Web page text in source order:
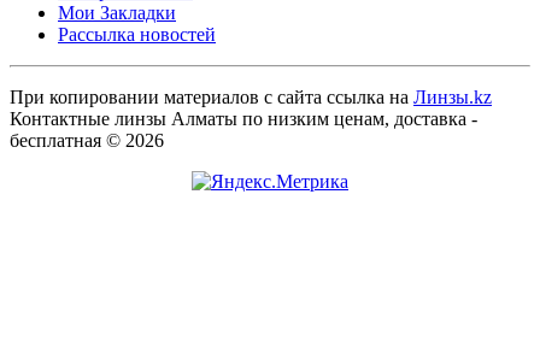
Мои Закладки
Рассылка новостей
При копировании материалов с сайта ссылка на Линзы.kz
Контактные линзы Алматы по низким ценам, доставка -
бесплатная © 2026